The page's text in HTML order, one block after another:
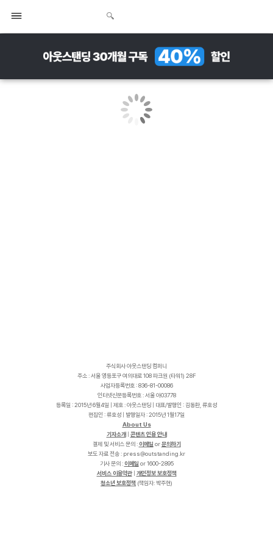
주식회사 아웃스탠딩 컴퍼니
주소 : 서울 영등포구 여의대로 108 파크원 (타워1) 28F
사업자등록번호 : 836-81-00086
인터넷신문등록번호 : 서울 아03778
등록일 : 2015년 6월4일 | 제호 : 아웃스탠딩 | 대표/발행인 : 김동환, 류호성
편집인 : 류호성 | 발행일자 : 2015년 1월17일
About Us
기자소개
콘텐츠 인용 안내
결제 및 서비스 문의 : 이메일 or문의하기
보도 자료 전송 :
r
k
.
g
n
i
d
n
a
t
s
t
u
o
@
s
s
e
r
p
기사 문의 : 이메일 or 1600-2895
서비스 이용약관| 개인정보 보호정책
청소년 보호정책 (책임자: 박주현)